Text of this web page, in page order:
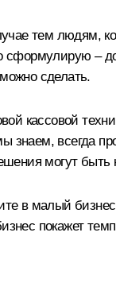
тем людям,
сформулирую
сделать.
кассовой
знаем,
могут
в малый
покажет